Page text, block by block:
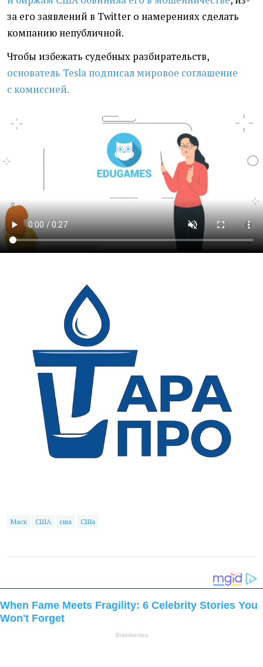
за его заявлений в Twitter о намерениях сделать
компанию непубличной.
Чтобы избежать судебных разбирательств,
основатель Tesla подписал мировое соглашение
с комиссией.
Маск США сша СШа